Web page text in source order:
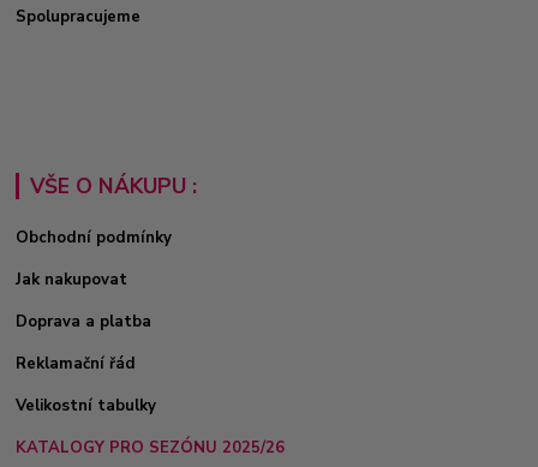
Spolupracujeme
VŠE O NÁKUPU :
Obchodní podmínky
Jak nakupovat
Doprava a platba
Reklamační řád
Velikostní tabulky
KATALOGY PRO SEZÓNU 2025/26